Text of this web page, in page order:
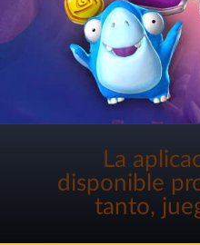
La
disponible
tanto,